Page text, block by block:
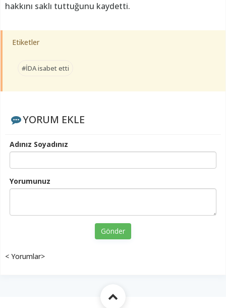
hakkını saklı tuttuğunu kaydetti.
Etiketler
#İDA isabet etti
YORUM EKLE
Adınız Soyadınız
Yorumunuz
Gönder
< Yorumlar>